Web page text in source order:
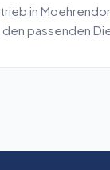
in
passenden